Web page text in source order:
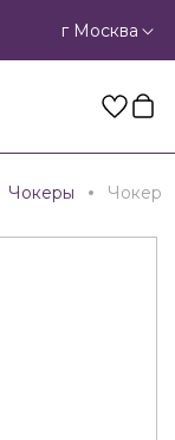
г Москва
Чокеры Чокер